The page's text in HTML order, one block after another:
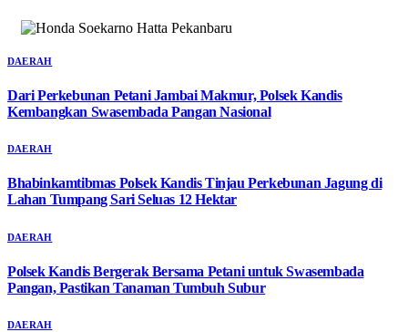
DAERAH
Dari Perkebunan Petani Jambai Makmur, Polsek Kandis
Kembangkan Swasembada Pangan Nasional
DAERAH
Bhabinkamtibmas Polsek Kandis Tinjau Perkebunan Jagung di
Lahan Tumpang Sari Seluas 12 Hektar
DAERAH
Polsek Kandis Bergerak Bersama Petani untuk Swasembada
Pangan, Pastikan Tanaman Tumbuh Subur
DAERAH